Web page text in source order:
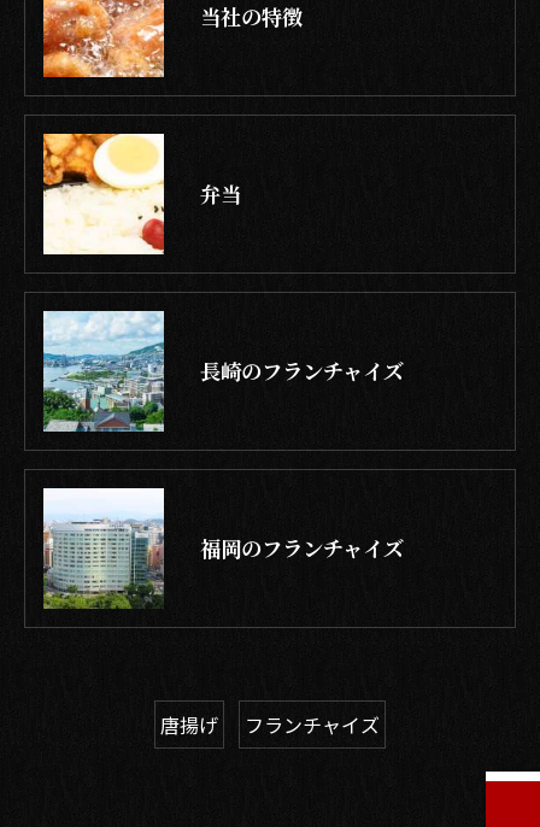
当社の特徴
弁当
長崎のフランチャイズ
福岡のフランチャイズ
唐揚げ フランチャイズ